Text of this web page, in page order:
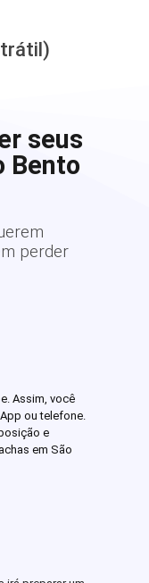
seus
Bento
perder
Assim, você
ou telefone.
e
em São